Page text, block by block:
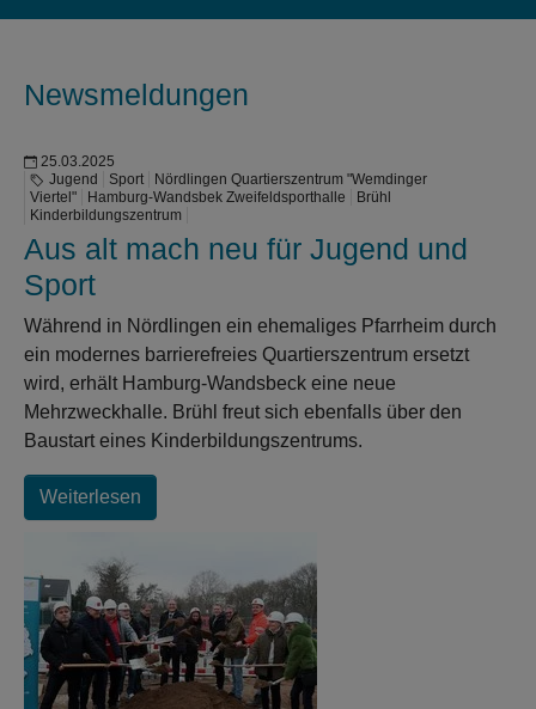
Newsmeldungen
25.03.2025
Jugend
Sport
Nördlingen Quartierszentrum "Wemdinger
Viertel"
Hamburg-Wandsbek Zweifeldsporthalle
Brühl
Kinderbildungszentrum
Aus alt mach neu für Jugend und
Sport
Während in Nördlingen ein ehemaliges Pfarrheim durch
ein modernes barrierefreies Quartierszentrum ersetzt
wird, erhält Hamburg-Wandsbeck eine neue
Mehrzweckhalle. Brühl freut sich ebenfalls über den
Baustart eines Kinderbildungszentrums.
Weiterlesen